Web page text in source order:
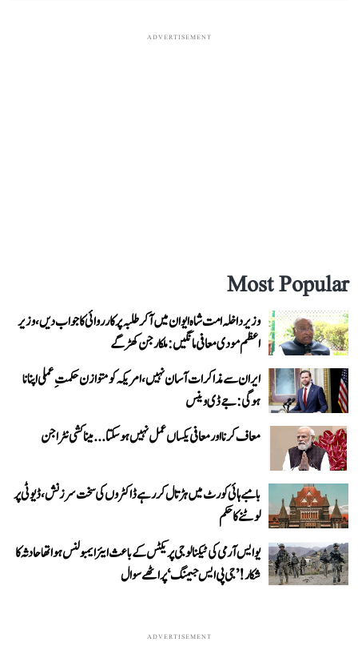
ADVERTISEMENT
Most Popular
وزیر داخلہ امت شاہ ایوان میں آ کر طلبہ پر کارروائی کا جواب دیں، وزیر
اعظم مودی معافی مانگیں: ملکارجن کھڑگے
ایران سے مذاکرات آسان نہیں، امریکہ کو متوازن حکمتِ عملی اپنانا
ہوگی: جے ڈی وینس
معاف کرنا اور معافی یکساں عمل نہیں ہو سکتا... میناکشی نٹراجن
بامبے ہائی کورٹ میں ہڑتال کر رہے ڈاکٹروں کی سخت سرزنش، ڈیوٹی پر
لوٹنے کا حکم
یو ایس آرمی کی ٹیکنالوجی پریکٹس کے باعث ایئر ایمبولنس ہوا تھا حادثہ کا
شکار! ’جی پی ایس جیمنگ‘ پر اٹھے سوال
ADVERTISEMENT